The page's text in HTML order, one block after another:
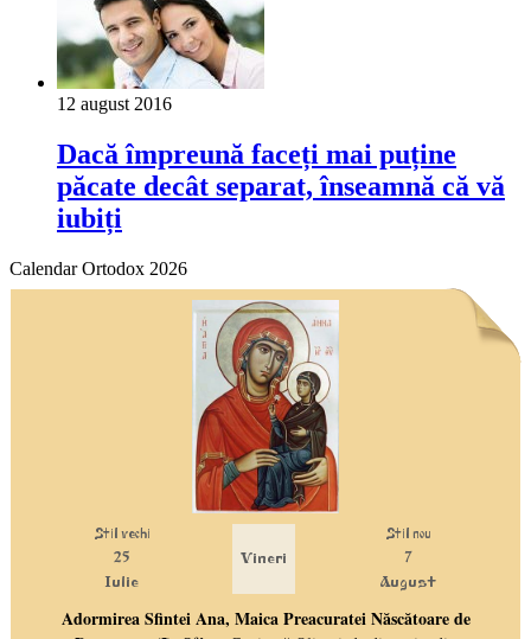
12 august 2016
Dacă împreună faceți mai puține
păcate decât separat, înseamnă că vă
iubiți
Calendar Ortodox 2026